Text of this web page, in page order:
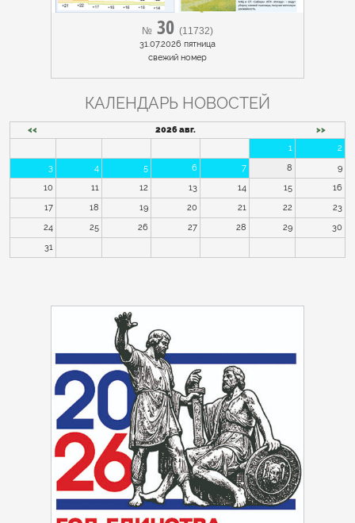
№ 30 (11732)
31.07.2026 пятница
cвежий номер
КАЛЕНДАРЬ НОВОСТЕЙ
<< 2026 авг.
>>
1
2
3
4 5 6 7 8
9
10
11 12 13 14 15
16
17
18 19 20 21 22
23
24
25 26 27 28 29
30
31